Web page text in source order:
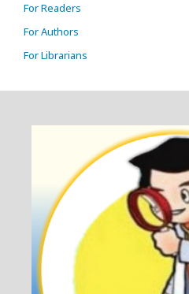
For Readers
For Authors
For Librarians